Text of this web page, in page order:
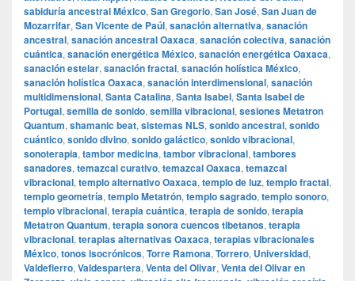
sabiduría ancestral México, San Gregorio, San José, San Juan de
Mozarrifar, San Vicente de Paúl, sanación alternativa, sanación
ancestral, sanación ancestral Oaxaca, sanación colectiva, sanación
cuántica, sanación energética México, sanación energética Oaxaca,
sanación estelar, sanación fractal, sanación holística México,
sanación holística Oaxaca, sanación interdimensional, sanación
multidimensional, Santa Catalina, Santa Isabel, Santa Isabel de
Portugal, semilla de sonido, semilla vibracional, sesiones Metatron
Quantum, shamanic beat, sistemas NLS, sonido ancestral, sonido
cuántico, sonido divino, sonido galáctico, sonido vibracional,
sonoterapia, tambor medicina, tambor vibracional, tambores
sanadores, temazcal curativo, temazcal Oaxaca, temazcal
vibracional, templo alternativo Oaxaca, templo de luz, templo fractal,
templo geometría, templo Metatrón, templo sagrado, templo sonoro,
templo vibracional, terapia cuántica, terapia de sonido, terapia
Metatron Quantum, terapia sonora cuencos tibetanos, terapia
vibracional, terapias alternativas Oaxaca, terapias vibracionales
México, tonos isocrónicos, Torre Ramona, Torrero, Universidad,
Valdefierro, Valdespartera, Venta del Olivar, Venta del Olivar en